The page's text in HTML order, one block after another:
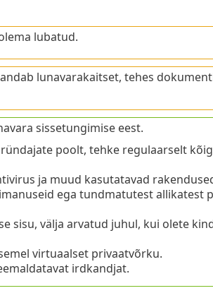
lubatud.
lunavarakaitset, tehes
sissetungimise eest.
poolt, tehke regulaarselt
ja muud kasutatavad
ega tundmatutest allikatest
sisu, välja arvatud juhul, kui olete
virtuaalset privaatvõrku.
irdkandjat.